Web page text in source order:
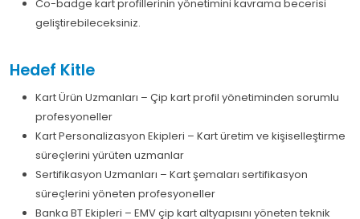
Co-badge kart profillerinin yönetimini kavrama becerisi
geliştirebileceksiniz.
Hedef Kitle
Kart Ürün Uzmanları – Çip kart profil yönetiminden sorumlu
profesyoneller
Kart Personalizasyon Ekipleri – Kart üretim ve kişiselleştirme
süreçlerini yürüten uzmanlar
Sertifikasyon Uzmanları – Kart şemaları sertifikasyon
süreçlerini yöneten profesyoneller
Banka BT Ekipleri – EMV çip kart altyapısını yöneten teknik